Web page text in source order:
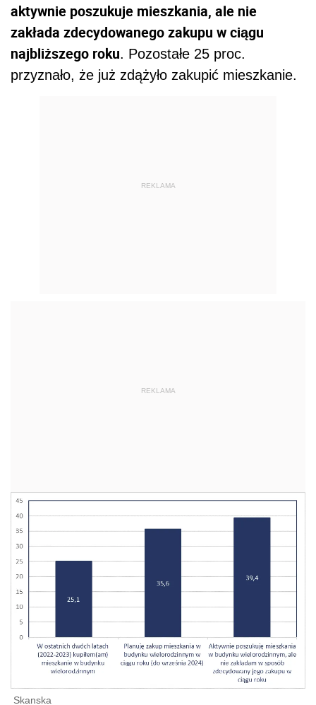
aktywnie poszukuje mieszkania, ale nie
zakłada zdecydowanego zakupu w ciągu
najbliższego roku. Pozostałe 25 proc.
przyznało, że już zdążyło zakupić mieszkanie.
REKLAMA
REKLAMA
Skanska